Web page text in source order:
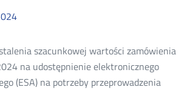
szacunkowej wartości zamówienia
na udostępnienie elektronicznego
(ESA) na potrzeby przeprowadzenia